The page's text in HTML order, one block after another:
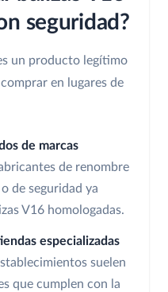
seguridad?
un producto legítimo
en lugares de
de marcas
de renombre
de seguridad ya
V16 homologadas.
especializadas
suelen
que cumplen con la